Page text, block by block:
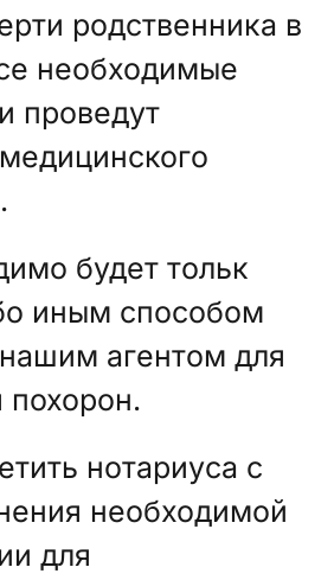
родственника в
необходимые
проведут
будет тольк
иным способом
агентом для
нотариуса с
необходимой
для